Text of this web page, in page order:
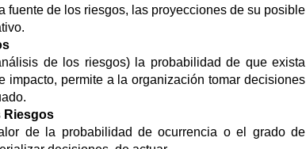
fuente de los riesgos, las proyecciones de su posible
de los riesgos) la probabilidad de que exista
permite a la organización tomar decisiones
Riesgos
de la probabilidad de ocurrencia o el grado de